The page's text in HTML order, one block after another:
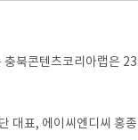
북콘텐츠코리아랩은
대표, 에이씨엔디씨 홍